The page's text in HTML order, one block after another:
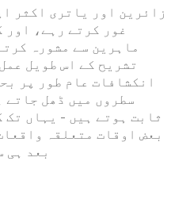
زائرین اور یاتری اکثر
غور کرتے رہے، اور
ماہرین سے مشورہ
تشریح کے اس طویل
انکشافات عام طور پر
سطروں میں ڈھل جاتے
ثابت ہوتے ہیں - یہاں تک
بعض اوقات متعلقہ
بعد ہی